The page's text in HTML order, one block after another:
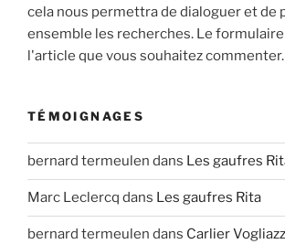
cela nous permettra de dialoguer et de
ensemble les recherches. Le
l'article que vous souhaitez commenter.
TÉMOIGNAGES
bernard termeulen dans Les gaufres
Marc Leclercq dans Les gaufres Rita
bernard termeulen dans Carlier